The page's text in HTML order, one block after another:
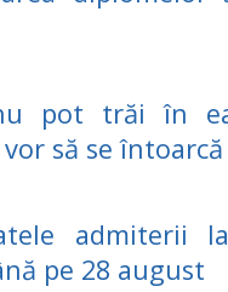
pot trăi în
să se întoarcă
admiterii
pe 28 august